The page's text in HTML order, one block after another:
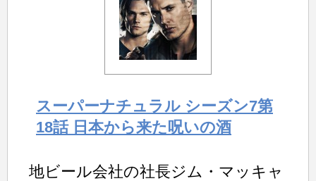
スーパーナチュラル シーズン7第
18話 日本から来た呪いの酒
地ビール会社の社長ジム・マッキャ